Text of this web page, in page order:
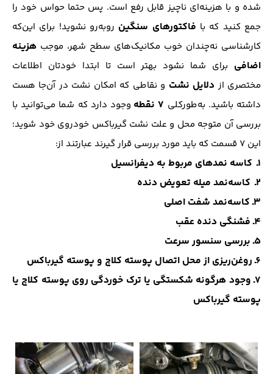
شده و با هزینه‌ای ناچیز قابل رفع است. پس حتما حواس خود را
جمع کنید که با فاکتورهای سنگین روبه‌رو نشوید! برای این‌که
کارشناسی نه‌چندان خوب مکانیک‌های سطح شهر، موجب هزینه
اضافی برای شما نشود بهتر است تا ابتدا خودتان اطلاعات
مختصری از دلایل نشت و نقاطی که امکان نشت در آن‌جا هست
داشته باشید. به‌طورکلی ۷ نقطه
وجود دارد که شما می‌توانید با
بررسی آن متوجه محل و علت نشت گیرباکس خودروی خود شوید؛
این ۷ قسمت که باید مورد بررسی قرار گیرند عبارتند از:
1ـ کاسه نمد‌های مربوط به دیفرانسیل
2ـ کاسه‌نمد میله تعویض دنده
3ـ کاسه‌نمد شفت اصلی
4ـ فشنگی دنده عقب
5ـ بررسی سنسور سرعت
6ـ روغن‌ریزی از محل اتصال پوسته کلاچ و پوسته گیرباکس
7ـ وجود هرگونه شکستگی یا ترک خوردگی روی پوسته کلاچ یا
پوسته گیرباکس